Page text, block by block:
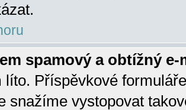
spamový a obtížný
líto. Příspěvkové
snažíme vystopovat